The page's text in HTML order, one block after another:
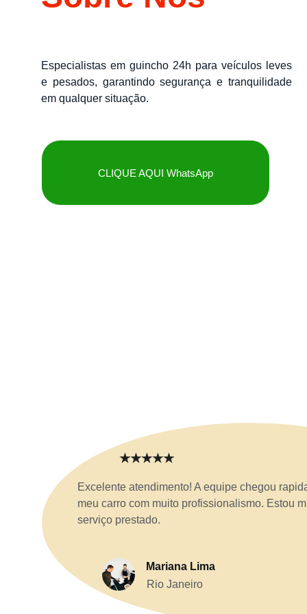
Especialistas em guincho 24h para veículos leves
e pesados, garantindo segurança e tranquilidade
em qualquer situação.
CLIQUE AQUI WhatsApp
Excelente atendimento! A equipe chegou
meu carro com muito profissionalismo. Estou
serviço prestado.
Mariana Lima
Rio Janeiro
★★★★★